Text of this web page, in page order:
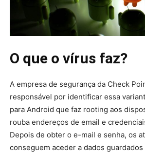
O que o vírus faz?
A empresa de segurança da Check
responsável por identificar essa
para Android que faz rooting aos
rouba endereços de email e
Depois de obter o e-mail e senha, os
conseguem aceder a dados guardados